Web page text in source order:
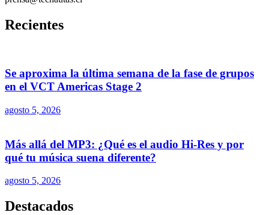
Recientes
Se aproxima la última semana de la fase de grupos
en el VCT Americas Stage 2
agosto 5, 2026
Más allá del MP3: ¿Qué es el audio Hi-Res y por
qué tu música suena diferente?
agosto 5, 2026
Destacados